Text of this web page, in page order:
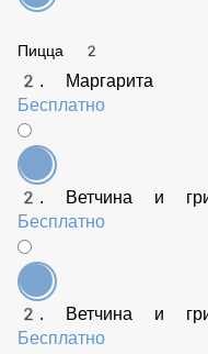
Бесплатно
1. Пепперони с перцем
Бесплатно
Пицца 2